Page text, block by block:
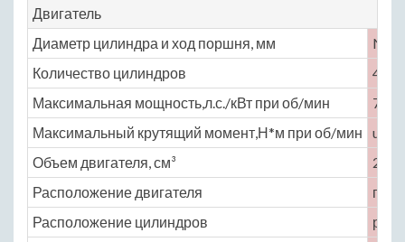
Двигатель
Диаметр цилиндра и ход поршня, мм
No
Количество цилиндров
4
Максимальная мощность,л.с./кВт при об/мин
77 /
Максимальный крутящий момент,Н*м при об/мин
Объем двигателя, см³
2141
Расположение двигателя
Расположение цилиндров